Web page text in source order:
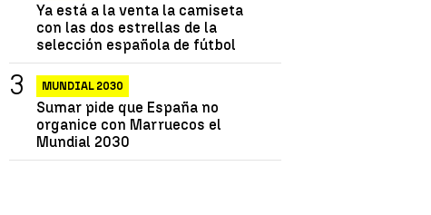
Ya está a la venta la camiseta
con las dos estrellas de la
selección española de fútbol
MUNDIAL 2030
Sumar pide que España no
organice con Marruecos el
Mundial 2030